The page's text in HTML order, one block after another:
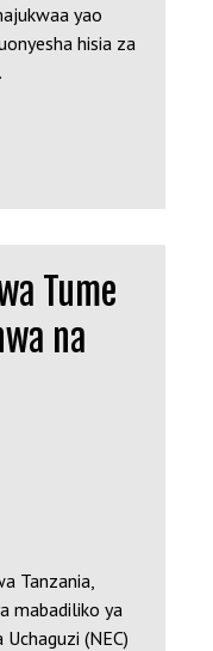
yao
hisia za
Tume
na
Tanzania,
mabadiliko ya
(NEC)